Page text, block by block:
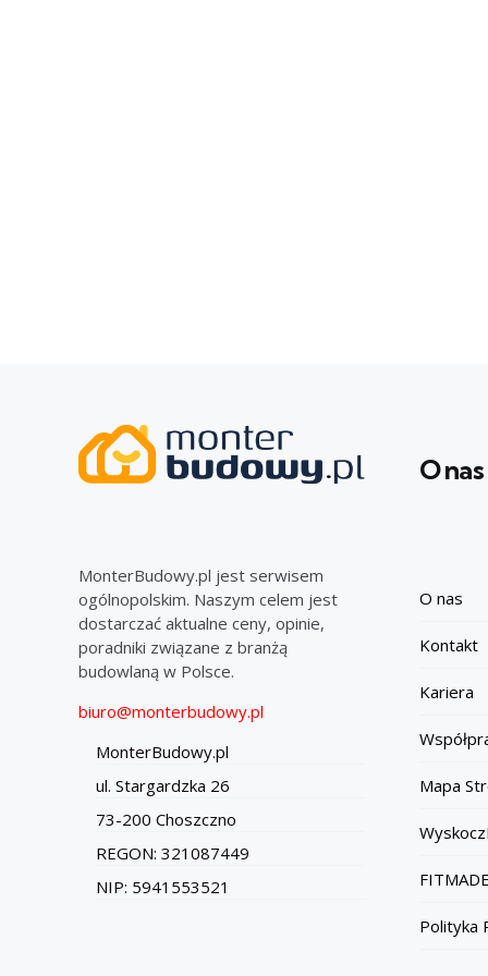
MonterBudowy.pl jest serwisem
ogólnopolskim. Naszym celem jest
dostarczać aktualne ceny, opinie,
poradniki związane z branżą
budowlaną w Polsce.
biuro@monterbudowy.pl
MonterBudowy.pl
ul. Stargardzka 26
73-200 Choszczno
REGON: 321087449
NIP: 5941553521
O nas
O nas
Kontakt
Kariera
Mapa
Polityka